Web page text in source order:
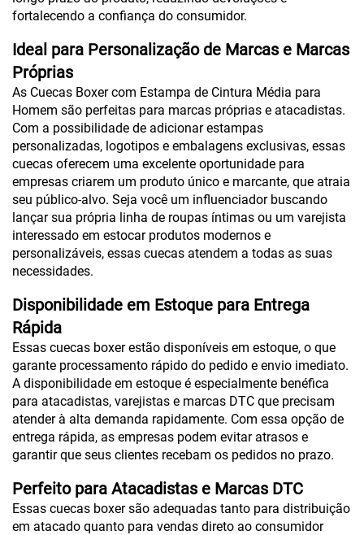
fortalecendo a confiança do consumidor.
Ideal para Personalização de Marcas e Marcas
Próprias
As Cuecas Boxer com Estampa de Cintura Média para
Homem são perfeitas para marcas próprias e atacadistas.
Com a possibilidade de adicionar estampas
personalizadas, logotipos e embalagens exclusivas, essas
cuecas oferecem uma excelente oportunidade para
empresas criarem um produto único e marcante, que atraia
seu público-alvo. Seja você um influenciador buscando
lançar sua própria linha de roupas íntimas ou um varejista
interessado em estocar produtos modernos e
personalizáveis, essas cuecas atendem a todas as suas
necessidades.
Disponibilidade em Estoque para Entrega
Rápida
Essas cuecas boxer estão disponíveis em estoque, o que
garante processamento rápido do pedido e envio imediato.
A disponibilidade em estoque é especialmente benéfica
para atacadistas, varejistas e marcas DTC que precisam
atender à alta demanda rapidamente. Com essa opção de
entrega rápida, as empresas podem evitar atrasos e
garantir que seus clientes recebam os pedidos no prazo.
Perfeito para Atacadistas e Marcas DTC
Essas cuecas boxer são adequadas tanto para distribuição
em atacado quanto para vendas direto ao consumidor